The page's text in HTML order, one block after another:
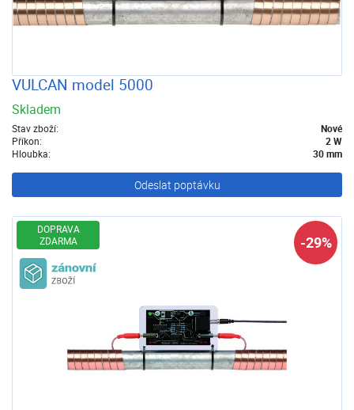
VULCAN model 5000
Skladem
Stav zboží:
Nové
Příkon:
2 W
Hloubka:
30 mm
Odeslat poptávku
DOPRAVA
ZDARMA
-29%